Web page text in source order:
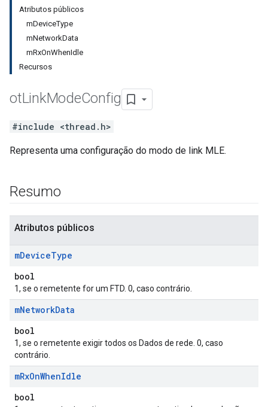
Atributos públicos
mDeviceType
mNetworkData
mRxOnWhenIdle
Recursos
otLinkModeConfig
#include <thread.h>
Representa uma configuração do modo de link MLE.
Resumo
Atributos públicos
mDeviceType
bool
1, se o remetente for um FTD. 0, caso contrário.
mNetworkData
bool
1, se o remetente exigir todos os Dados de rede. 0, caso
contrário.
mRxOnWhenIdle
bool